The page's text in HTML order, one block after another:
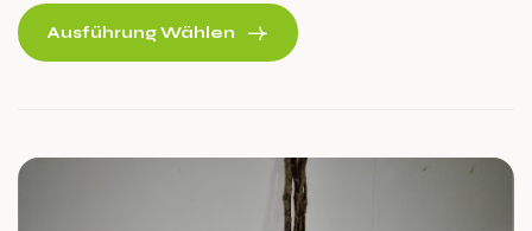
Ausführung Wählen